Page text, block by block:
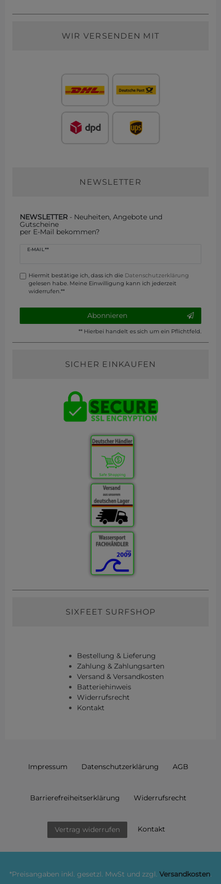
WIR VERSENDEN MIT
NEWSLETTER
NEWSLETTER - Neuheiten, Angebote und
Gutscheine
per E-Mail bekommen?
E-MAIL **
Newsletter
Hiermit bestätige ich, dass ich die Daten­schutz­erklärung
gelesen habe. Meine Einwilligung kann ich jederzeit
widerrufen.**
Abonnieren
** Hierbei handelt es sich um ein Pflichtfeld.
SICHER EINKAUFEN
SIXFEET SURFSHOP
Bestellung & Lieferung
Zahlung & Zahlungsarten
Versand & Versandkosten
Batteriehinweis
Widerrufsrecht
Kontakt
Impressum Daten­schutz­erklärung AGB
Barrierefreiheitserklärung Widerrufs­recht
Vertrag widerrufen Kontakt
*Preisangaben inkl. gesetzl. MwSt und zzgl. Versandkosten.